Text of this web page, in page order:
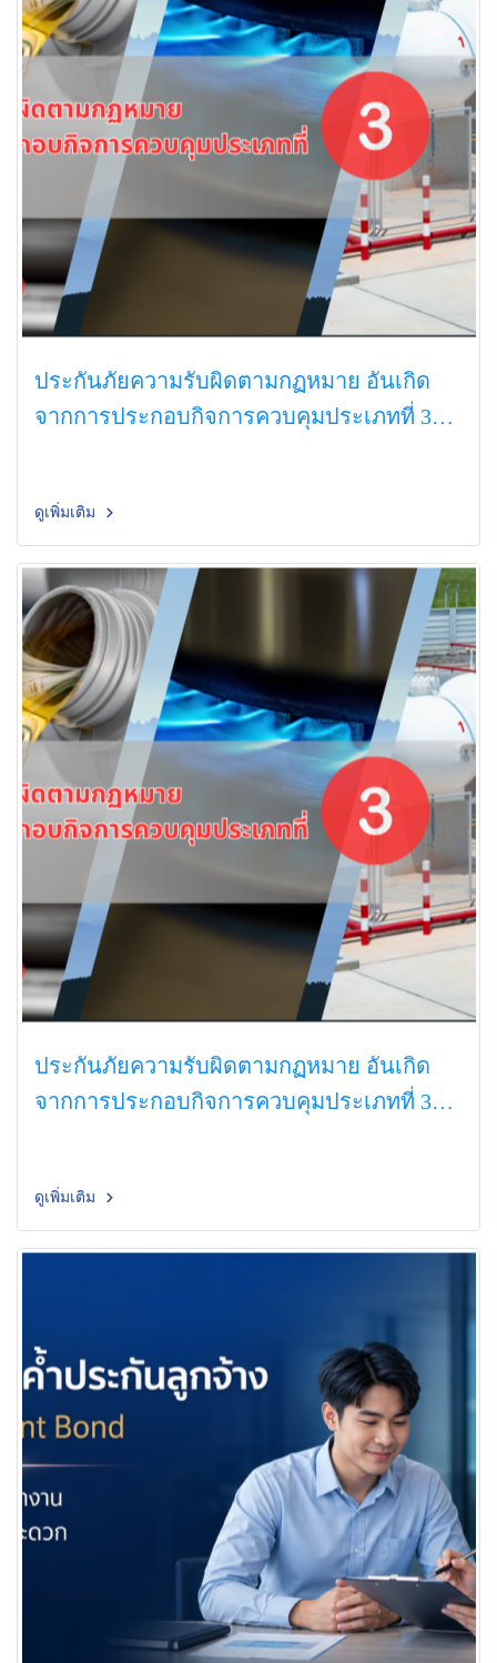
ประกันภัยความรับผิดตามกฏหมาย อันเกิด
จากการประกอบกิจการควบคุมประเภทที่ 3
ดูเพิ่มเติม
ประกันภัยความรับผิดตามกฏหมาย อันเกิด
จากการประกอบกิจการควบคุมประเภทที่ 3
ดูเพิ่มเติม